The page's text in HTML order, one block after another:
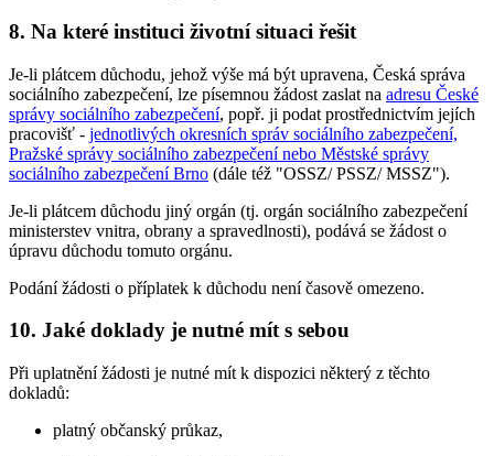
8. Na které instituci životní situaci řešit
Je-li plátcem důchodu, jehož výše má být upravena, Česká správa
sociálního zabezpečení, lze písemnou žádost zaslat na adresu České
správy sociálního zabezpečení, popř. ji podat prostřednictvím jejích
pracovišť - jednotlivých okresních správ sociálního zabezpečení,
Pražské správy sociálního zabezpečení nebo Městské správy
sociálního zabezpečení Brno (dále též "OSSZ/ PSSZ/ MSSZ").
Je-li plátcem důchodu jiný orgán (tj. orgán sociálního zabezpečení
ministerstev vnitra, obrany a spravedlnosti), podává se žádost o
úpravu důchodu tomuto orgánu.
Podání žádosti o příplatek k důchodu není časově omezeno.
10. Jaké doklady je nutné mít s sebou
Při uplatnění žádosti je nutné mít k dispozici některý z těchto
dokladů:
platný občanský průkaz,